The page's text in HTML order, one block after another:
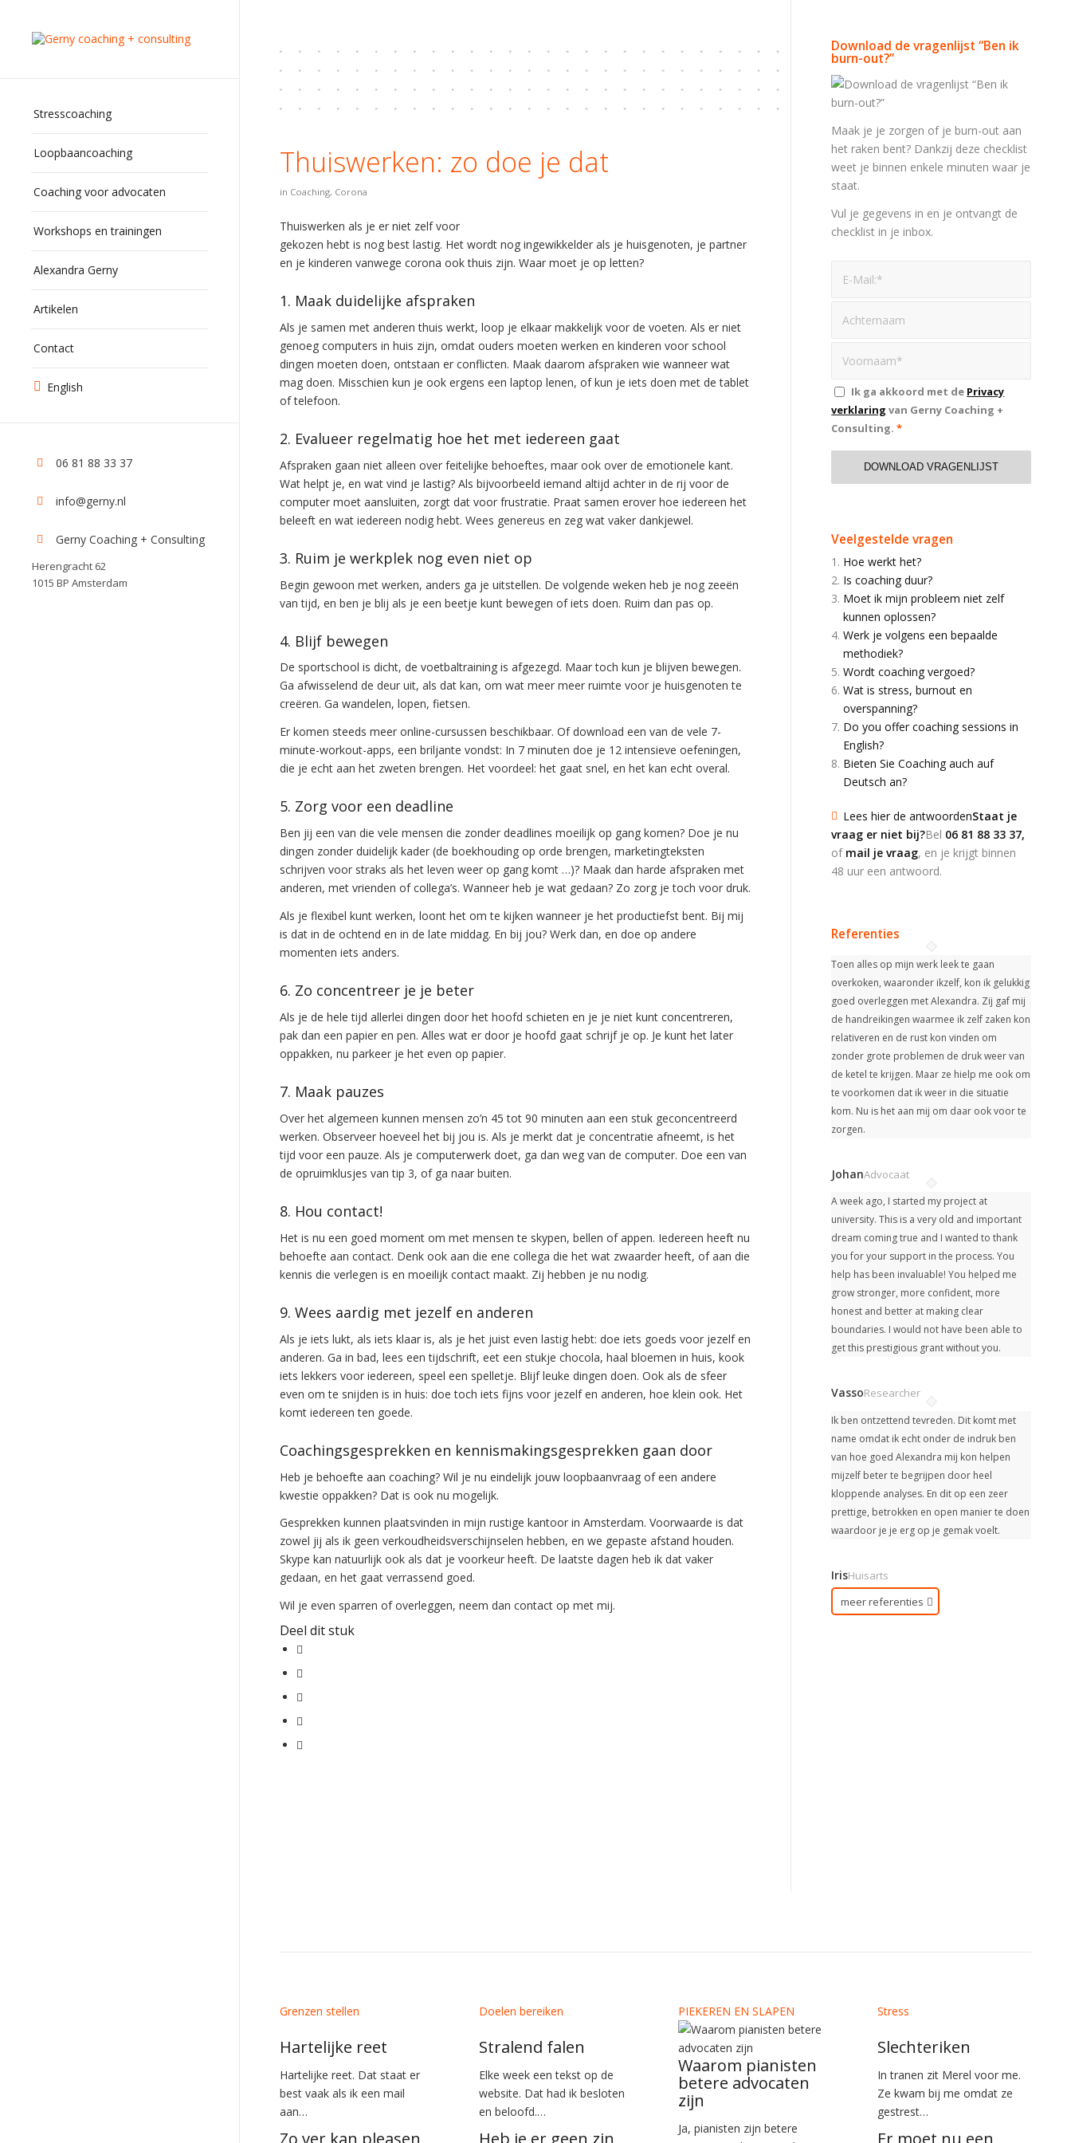
Stresscoaching
Loopbaancoaching
Coaching voor advocaten
Workshops en trainingen
Alexandra Gerny
Artikelen
Contact
English
06 81 88 33 37
info@gerny.nl
Gerny Coaching + Consulting
Herengracht 62
1015 BP Amsterdam
Thuiswerken: zo doe je dat
in Coaching, Corona
Thuiswerken als je er niet zelf voor
gekozen hebt is nog best lastig. Het wordt nog ingewikkelder als je huisgenoten, je partner
en je kinderen vanwege corona ook thuis zijn. Waar moet je op letten?
1. Maak duidelijke afspraken
Als je samen met anderen thuis werkt, loop je elkaar makkelijk voor de voeten. Als er niet
genoeg computers in huis zijn, omdat ouders moeten werken en kinderen voor school
dingen moeten doen, ontstaan er conflicten. Maak daarom afspraken wie wanneer wat
mag doen. Misschien kun je ook ergens een laptop lenen, of kun je iets doen met de tablet
of telefoon.
2. Evalueer regelmatig hoe het met iedereen gaat
Afspraken gaan niet alleen over feitelijke behoeftes, maar ook over de emotionele kant.
Wat helpt je, en wat vind je lastig? Als bijvoorbeeld iemand altijd achter in de rij voor de
computer moet aansluiten, zorgt dat voor frustratie. Praat samen erover hoe iedereen het
beleeft en wat iedereen nodig hebt. Wees genereus en zeg wat vaker dankjewel.
3. Ruim je werkplek nog even niet op
Begin gewoon met werken, anders ga je uitstellen. De volgende weken heb je nog zeeën
van tijd, en ben je blij als je een beetje kunt bewegen of iets doen. Ruim dan pas op.
4. Blijf bewegen
De sportschool is dicht, de voetbaltraining is afgezegd. Maar toch kun je blijven bewegen.
Ga afwisselend de deur uit, als dat kan, om wat meer meer ruimte voor je huisgenoten te
creëren. Ga wandelen, lopen, fietsen.
Er komen steeds meer online-cursussen beschikbaar. Of download een van de vele 7-
minute-workout-apps, een briljante vondst: In 7 minuten doe je 12 intensieve oefeningen,
die je echt aan het zweten brengen. Het voordeel: het gaat snel, en het kan echt overal.
5. Zorg voor een deadline
Ben jij een van die vele mensen die zonder deadlines moeilijk op gang komen? Doe je nu
dingen zonder duidelijk kader (de boekhouding op orde brengen, marketingteksten
schrijven voor straks als het leven weer op gang komt …)? Maak dan harde afspraken met
anderen, met vrienden of collega’s. Wanneer heb je wat gedaan? Zo zorg je toch voor druk.
Als je flexibel kunt werken, loont het om te kijken wanneer je het productiefst bent. Bij mij
is dat in de ochtend en in de late middag. En bij jou? Werk dan, en doe op andere
momenten iets anders.
6. Zo concentreer je je beter
Als je de hele tijd allerlei dingen door het hoofd schieten en je je niet kunt concentreren,
pak dan een papier en pen. Alles wat er door je hoofd gaat schrijf je op. Je kunt het later
oppakken, nu parkeer je het even op papier.
7. Maak pauzes
Over het algemeen kunnen mensen zo’n 45 tot 90 minuten aan een stuk geconcentreerd
werken. Observeer hoeveel het bij jou is. Als je merkt dat je concentratie afneemt, is het
tijd voor een pauze. Als je computerwerk doet, ga dan weg van de computer. Doe een van
de opruimklusjes van tip 3, of ga naar buiten.
8. Hou contact!
Het is nu een goed moment om met mensen te skypen, bellen of appen. Iedereen heeft nu
behoefte aan contact. Denk ook aan die ene collega die het wat zwaarder heeft, of aan die
kennis die verlegen is en moeilijk contact maakt. Zij hebben je nu nodig.
9. Wees aardig met jezelf en anderen
Als je iets lukt, als iets klaar is, als je het juist even lastig hebt: doe iets goeds voor jezelf en
anderen. Ga in bad, lees een tijdschrift, eet een stukje chocola, haal bloemen in huis, kook
iets lekkers voor iedereen, speel een spelletje. Blijf leuke dingen doen. Ook als de sfeer
even om te snijden is in huis: doe toch iets fijns voor jezelf en anderen, hoe klein ook. Het
komt iedereen ten goede.
Coachingsgesprekken en kennismakingsgesprekken gaan door
Heb je behoefte aan coaching? Wil je nu eindelijk jouw loopbaanvraag of een andere
kwestie oppakken? Dat is ook nu mogelijk.
Gesprekken kunnen plaatsvinden in mijn rustige kantoor in Amsterdam. Voorwaarde is dat
zowel jij als ik geen verkoudheidsverschijnselen hebben, en we gepaste afstand houden.
Skype kan natuurlijk ook als dat je voorkeur heeft. De laatste dagen heb ik dat vaker
gedaan, en het gaat verrassend goed.
Wil je even sparren of overleggen, neem dan contact op met mij.
Deel dit stuk
Download de vragenlijst “Ben ik
burn-out?”
Maak je je zorgen of je burn-out aan
het raken bent? Dankzij deze checklist
weet je binnen enkele minuten waar je
staat.
Vul je gegevens in en je ontvangt de
checklist in je inbox.
Ik ga akkoord met de Privacy
verklaring van Gerny Coaching +
Consulting.*
Veelgestelde vragen
Hoe werkt het?
Is coaching duur?
Moet ik mijn probleem niet zelf
kunnen oplossen?
Werk je volgens een bepaalde
methodiek?
Wordt coaching vergoed?
Wat is stress, burnout en
overspanning?
Do you offer coaching sessions in
English?
Bieten Sie Coaching auch auf
Deutsch an?
Lees hier de antwoordenStaat je
vraag er niet bij?Bel 06 81 88 33 37,
of mail je vraag, en je krijgt binnen
48 uur een antwoord.
Referenties
Toen alles op mijn werk leek te gaan
overkoken, waaronder ikzelf, kon ik gelukkig
goed overleggen met Alexandra. Zij gaf mij
de handreikingen waarmee ik zelf zaken kon
relativeren en de rust kon vinden om
zonder grote problemen de druk weer van
de ketel te krijgen. Maar ze hielp me ook om
te voorkomen dat ik weer in die situatie
kom. Nu is het aan mij om daar ook voor te
zorgen.
JohanAdvocaat
A week ago, I started my project at
university.This is a very old and important
dream coming true and I wanted to thank
you for your support in the process. You
help has been invaluable! You helped me
grow stronger, more confident, more
honest and better at making clear
boundaries. I would not have been able to
get this prestigious grant without you.
VassoResearcher
Ik ben ontzettend tevreden. Dit komt met
name omdat ik echt onder de indruk ben
van hoe goed Alexandra mij kon helpen
mijzelf beter te begrijpen door heel
kloppende analyses. En dit op een zeer
prettige, betrokken en open manier te doen
waardoor je je erg op je gemak voelt.
IrisHuisarts
meer referenties
Grenzen stellen
Hartelijke reet
Hartelijke reet. Dat staat er
best vaak als ik een mail
aan…
Zo ver kan pleasen
Doelen bereiken
Stralend falen
Elke week een tekst op de
website. Dat had ik besloten
en beloofd.…
Heb je er geen zin
PIEKEREN EN SLAPEN
Waarom pianisten
betere advocaten
zijn
Ja, pianisten zijn betere
Stress
Slechteriken
In tranen zit Merel voor me.
Ze kwam bij me omdat ze
gestrest…
Er moet nu een